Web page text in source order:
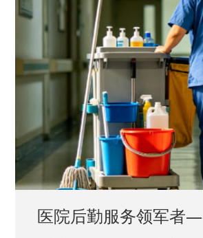
中国兵器工业集团——